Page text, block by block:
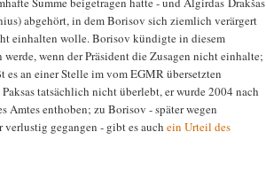
abgehört, in dem Borisov sich ziemlich verärgert
einhalten wolle. Borisov kündigte in diesem
wenn der Präsident die Zusagen nicht einhalte;
es an einer Stelle im vom EGMR übersetzten
tatsächlich nicht überlebt, er wurde 2004 nach
Amtes enthoben; zu Borisov - später wegen
gegangen - gibt es auch ein Urteil des